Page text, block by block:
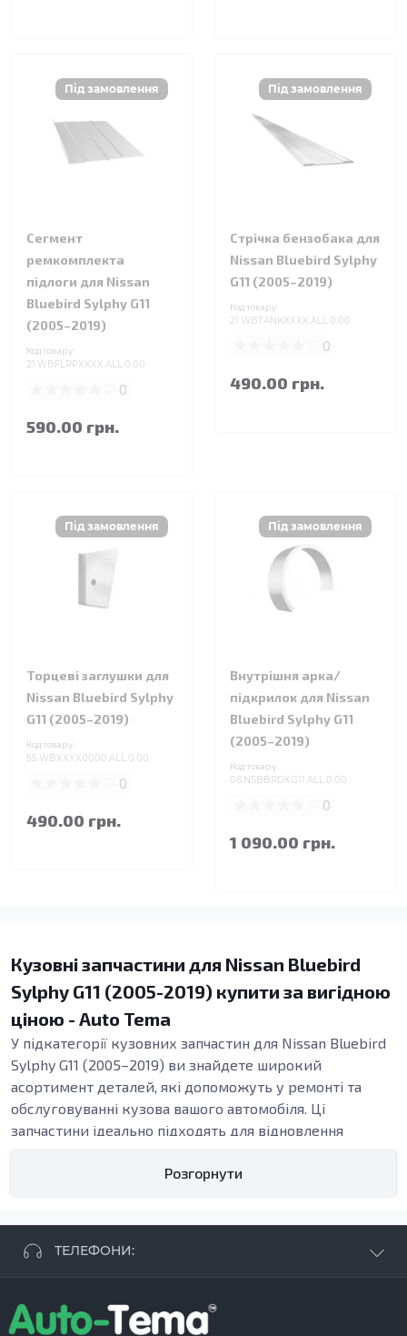
Сегмент
ремкомплекта
підлоги для Nissan
Bluebird Sylphy G11
(2005–2019)
Код товару:
21.WBFLRPXXXX.ALL.0.00
0
590.00 грн.
Стрічка бензобака для
Nissan Bluebird Sylphy
G11 (2005–2019)
Код товару:
21.WBTANKXXXX.ALL.0.00
0
490.00 грн.
Торцеві заглушки для
Nissan Bluebird Sylphy
G11 (2005–2019)
Код товару:
55.WBXXXX0000.ALL.0.00
0
490.00 грн.
Внутрішня арка/
підкрилок для Nissan
Bluebird Sylphy G11
(2005–2019)
Код товару:
08.NSBBRDXG11.ALL.0.00
0
1 090.00 грн.
Кузовні запчастини для Nissan Bluebird
Sylphy G11 (2005-2019) купити за вигідною
ціною - Auto Tema
У підкатегорії кузовних запчастин для Nissan Bluebird
Sylphy G11 (2005–2019) ви знайдете широкий
асортимент деталей, які допоможуть у ремонті та
обслуговуванні кузова вашого автомобіля. Ці
запчастини ідеально підходять для відновлення
або ж просто для покращення зовнішнього вигляду
вашого автомобіля.
Види кузовних запчастин
як пороги, підсилювачі, арки та бампери. Кожен з цих
елементів відіграє важливу роль у формуванні
Розгорнути
ТЕЛЕФОНИ:
+38 096 250 84 38